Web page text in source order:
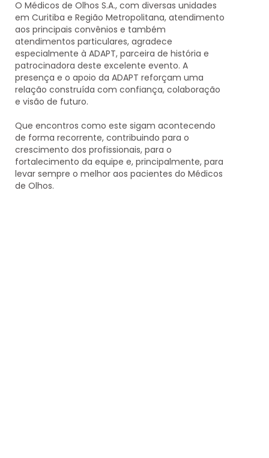
O Médicos de Olhos S.A., com diversas unidades
em Curitiba e Região Metropolitana, atendimento
aos principais convênios e também
atendimentos particulares, agradece
especialmente à ADAPT, parceira de história e
patrocinadora deste excelente evento. A
presença e o apoio da ADAPT reforçam uma
relação construída com confiança, colaboração
e visão de futuro.
Que encontros como este sigam acontecendo
de forma recorrente, contribuindo para o
crescimento dos profissionais, para o
fortalecimento da equipe e, principalmente, para
levar sempre o melhor aos pacientes do Médicos
de Olhos.